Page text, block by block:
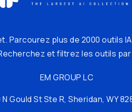
Parcourez plus de 2000 outils
et filtrez les outils
EM GROUP LC
N Gould St Ste R, Sheridan, WY